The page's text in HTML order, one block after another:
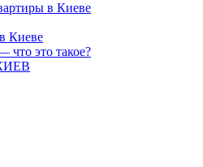
в Киеве
Киеве
что это такое?